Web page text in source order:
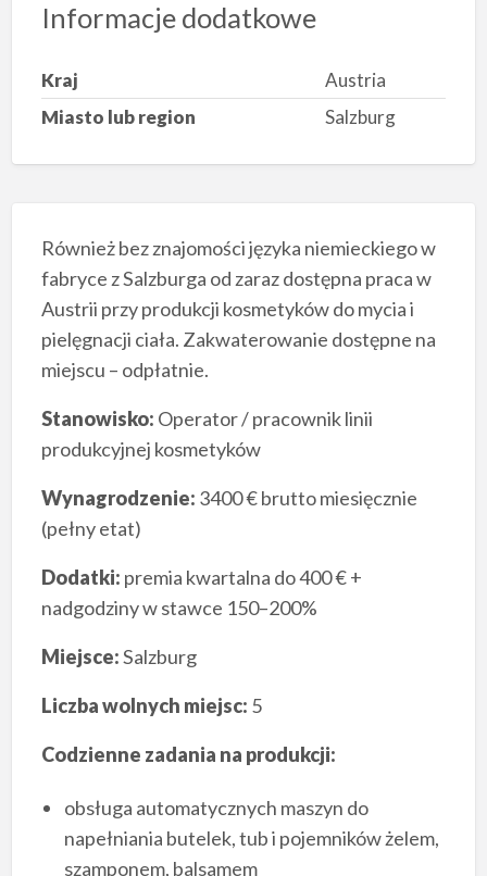
Informacje dodatkowe
Kraj
Austria
Miasto lub region
Salzburg
Również bez znajomości języka niemieckiego w
fabryce z Salzburga od zaraz dostępna praca w
Austrii przy produkcji kosmetyków do mycia i
pielęgnacji ciała. Zakwaterowanie dostępne na
miejscu – odpłatnie.
Stanowisko: Operator / pracownik linii
produkcyjnej kosmetyków
Wynagrodzenie: 3400 € brutto miesięcznie
(pełny etat)
Dodatki: premia kwartalna do 400 € +
nadgodziny w stawce 150–200%
Miejsce:Salzburg
Liczba wolnych miejsc: 5
Codzienne zadania na produkcji:
obsługa automatycznych maszyn do
napełniania butelek, tub i pojemników żelem,
szamponem, balsamem